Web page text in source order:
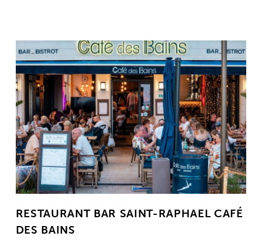
RESTAURANT BAR SAINT-RAPHAEL CAFÉ
DES BAINS